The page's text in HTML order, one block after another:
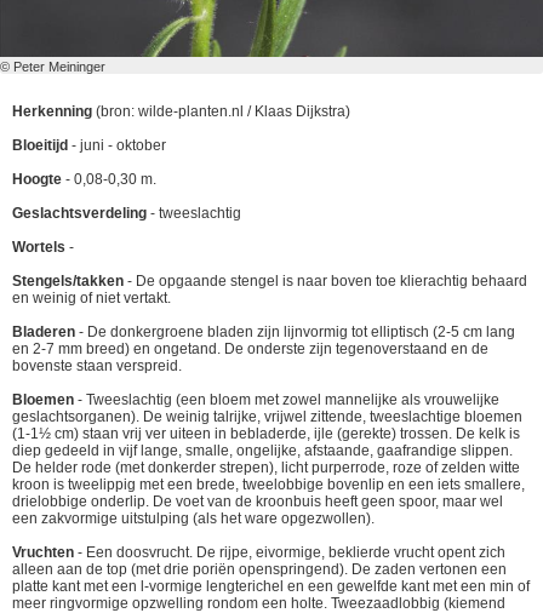
© Peter Meininger
Herkenning (bron: wilde-planten.nl / Klaas Dijkstra)
Bloeitijd - juni - oktober
Hoogte - 0,08-0,30 m.
Geslachtsverdeling - tweeslachtig
Wortels -
Stengels/takken - De opgaande stengel is naar boven toe klierachtig behaard
en weinig of niet vertakt.
Bladeren - De donkergroene bladen zijn lijnvormig tot elliptisch (2-5 cm lang
en 2-7 mm breed) en ongetand. De onderste zijn tegenoverstaand en de
bovenste staan verspreid.
Bloemen - Tweeslachtig (een bloem met zowel mannelijke als vrouwelijke
geslachtsorganen). De weinig talrijke, vrijwel zittende, tweeslachtige bloemen
(1-1½ cm) staan vrij ver uiteen in bebladerde, ijle (gerekte) trossen. De kelk is
diep gedeeld in vijf lange, smalle, ongelijke, afstaande, gaafrandige slippen.
De helder rode (met donkerder strepen), licht purperrode, roze of zelden witte
kroon is tweelippig met een brede, tweelobbige bovenlip en een iets smallere,
drielobbige onderlip. De voet van de kroonbuis heeft geen spoor, maar wel
een zakvormige uitstulping (als het ware opgezwollen).
Vruchten - Een doosvrucht. De rijpe, eivormige, beklierde vrucht opent zich
alleen aan de top (met drie poriën openspringend). De zaden vertonen een
platte kant met een l-vormige lengterichel en een gewelfde kant met een min of
meer ringvormige opzwelling rondom een holte. Tweezaadlobbig (kiemend